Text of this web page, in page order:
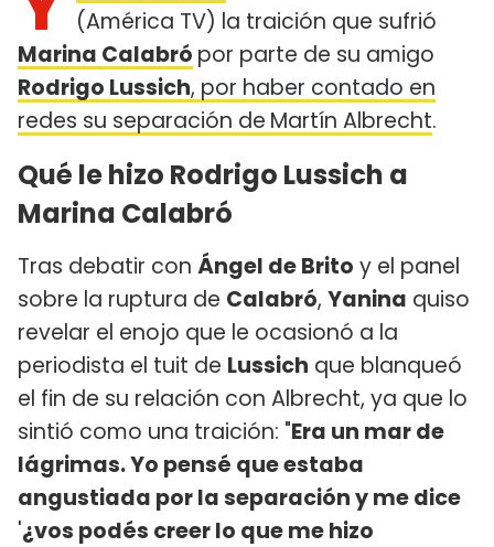
(América TV) la traición que sufrió
Marina Calabró por parte de su amigo
Rodrigo Lussich, por haber contado en
redes su separación de Martín Albrecht.
Qué le hizo Rodrigo Lussich a
Marina Calabró
Tras debatir con Ángel de Brito y el panel
sobre la ruptura de Calabró, Yanina quiso
revelar el enojo que le ocasionó a la
periodista el tuit de Lussich que blanqueó
el fin de su relación con Albrecht, ya que lo
sintió como una traición: "Era un mar de
lágrimas. Yo pensé que estaba
angustiada por la separación y me dice
'¿vos podés creer lo que me hizo